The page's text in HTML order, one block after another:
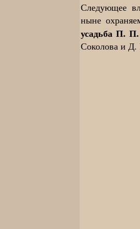
Следующее
ныне
усадьба П.
Соколова и